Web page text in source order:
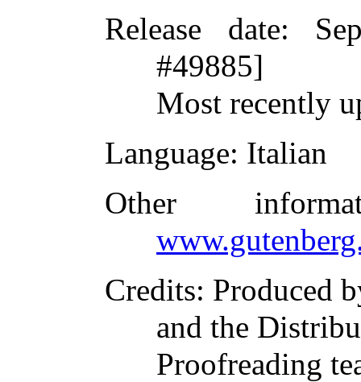
Release date:
#49885]
Most recently
Language: Italian
Other
Credits: Produced
and the
Proofreading